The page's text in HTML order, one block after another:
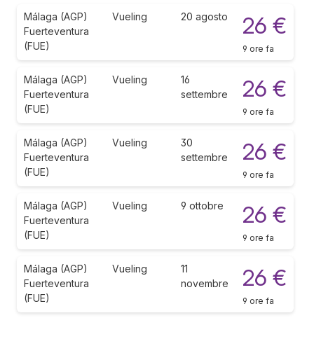
Málaga (AGP)
Fuerteventura
(FUE)
Vueling 20 agosto 26 €
9 ore fa
Málaga (AGP)
Fuerteventura
(FUE)
Vueling
16
settembre
26 €
9 ore fa
Málaga (AGP)
Fuerteventura
(FUE)
Vueling
30
settembre
26 €
9 ore fa
Málaga (AGP)
Fuerteventura
(FUE)
Vueling 9 ottobre 26 €
9 ore fa
Málaga (AGP)
Fuerteventura
(FUE)
Vueling
11
novembre
26 €
9 ore fa